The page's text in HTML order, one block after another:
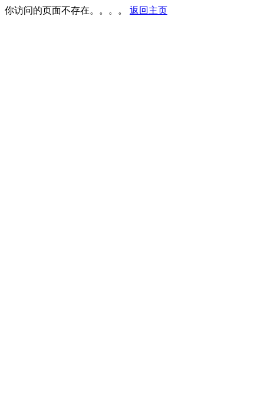
你访问的页面不存在。。。。 返回主页